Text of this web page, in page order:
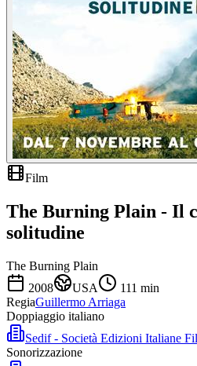
Film
The Burning Plain - Il
solitudine
The Burning Plain
2008
USA 111 min
RegiaGuillermo Arriaga
Doppiaggio italiano
Sedif - Società Edizioni Italiane
Sonorizzazione